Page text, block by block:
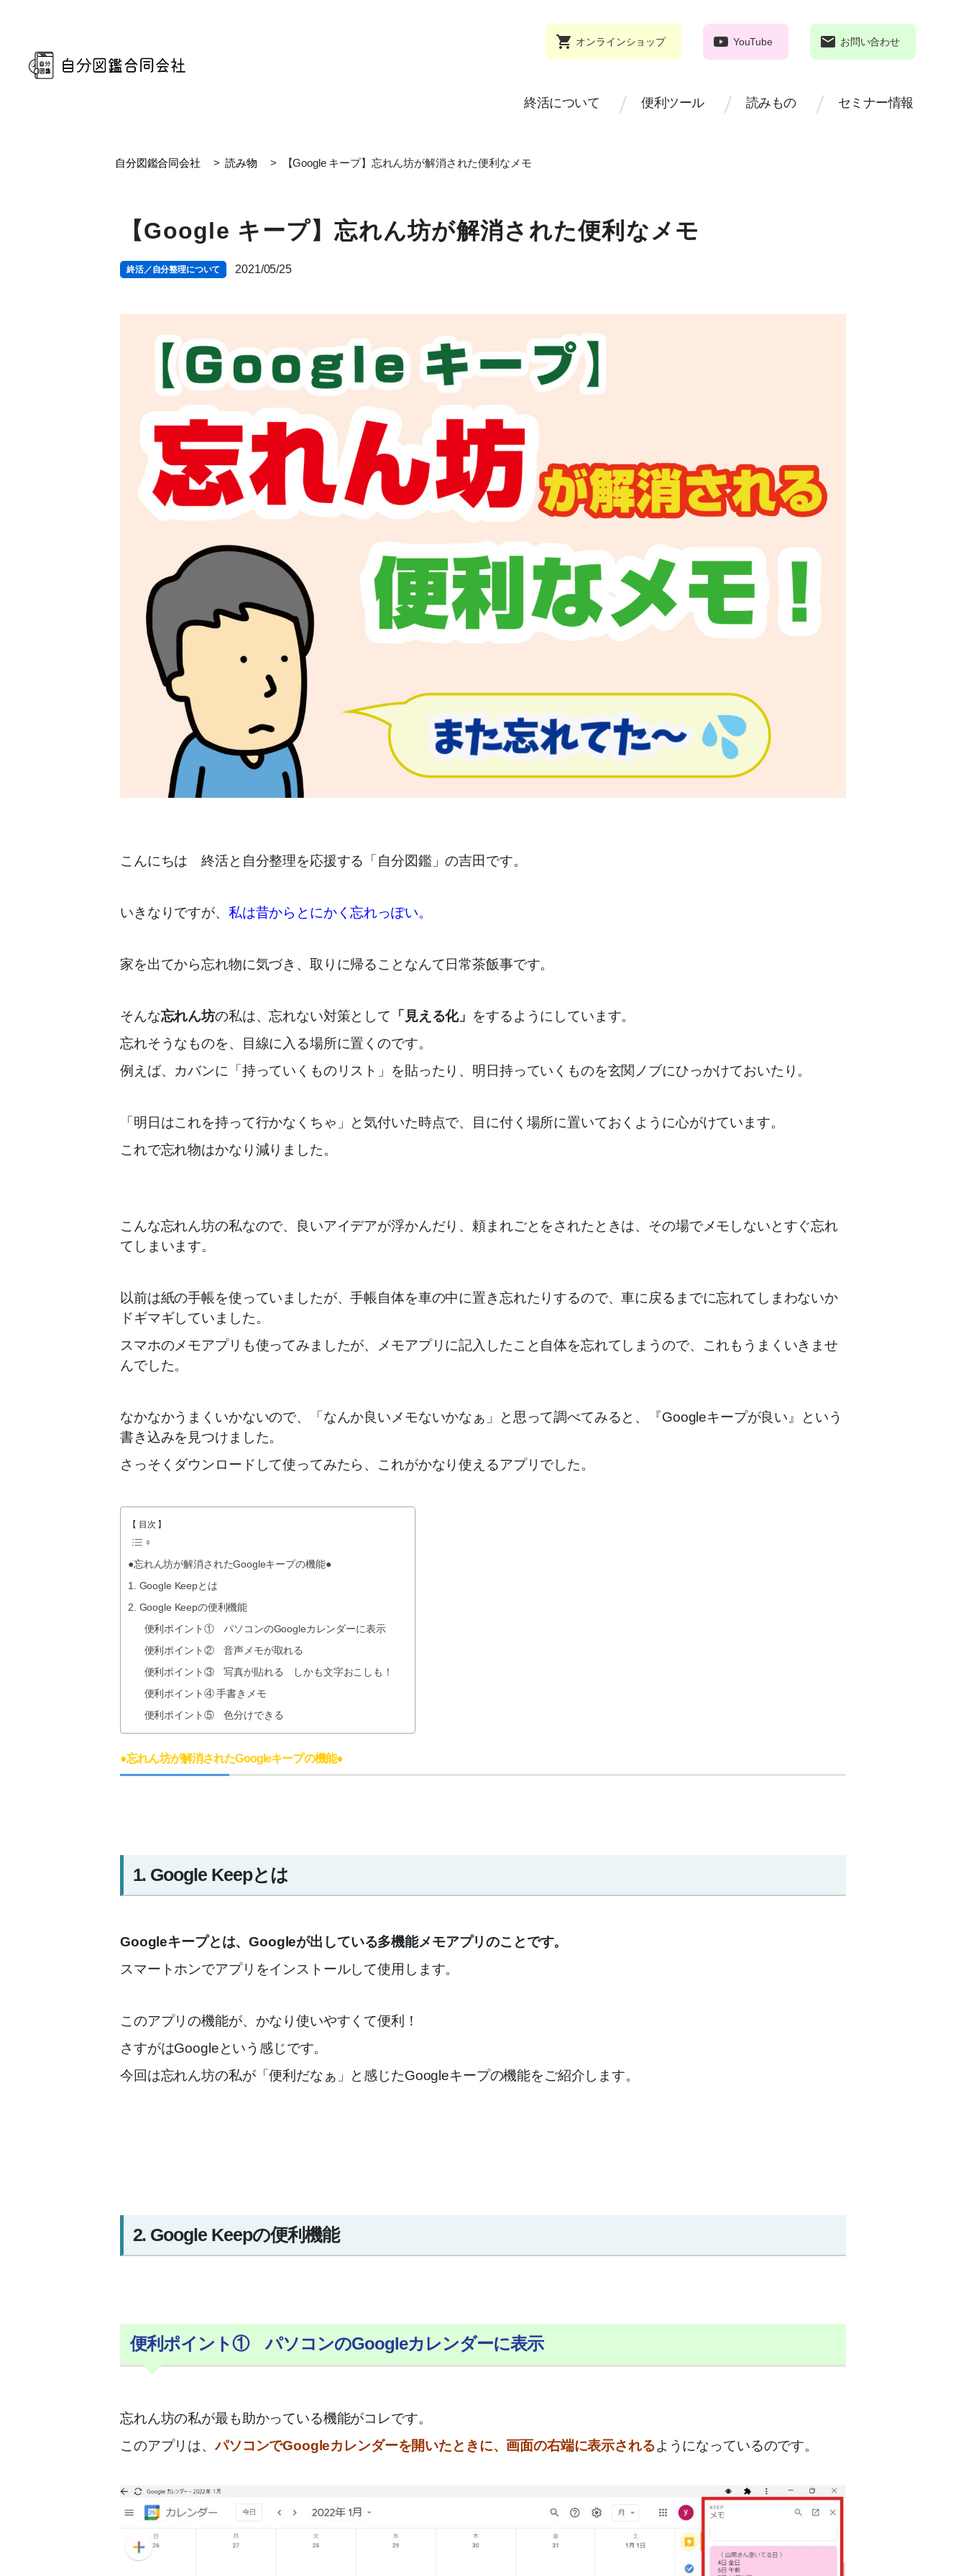
オンラインショップ YouTube お問い合わせ
終活について 便利ツール 読みもの セミナー情報
自分図鑑合同会社 > 読み物 > 【Google キープ】忘れん坊が解消された便利なメモ
【Google キープ】忘れん坊が解消された便利なメモ
終活／自分整理について 2021/05/25
こんにちは 終活と自分整理を応援する「自分図鑑」の吉田です。
いきなりですが、 私は昔からとにかく忘れっぽい。
家を出てから忘れ物に気づき、取りに帰ることなんて日常茶飯事です。
そんな忘れん坊の私は、忘れない対策として 「見える化」 をするようにしています。
忘れそうなものを、目線に入る場所に置くのです。
例えば、カバンに「持っていくものリスト」を貼ったり、明日持っていくものを玄関ノブにひっかけておいたり。
「明日はこれを持って行かなくちゃ」と気付いた時点で、目に付く場所に置いておくように心がけています。
これで忘れ物はかなり減りました。
こんな忘れん坊の私なので、良いアイデアが浮かんだり、頼まれごとをされたときは、その場でメモしないとすぐ忘れ
てしまいます。
以前は紙の手帳を使っていましたが、手帳自体を車の中に置き忘れたりするので、車に戻るまでに忘れてしまわないか
ドギマギしていました。
スマホのメモアプリも使ってみましたが、メモアプリに記入したこと自体を忘れてしまうので、これもうまくいきませ
んでした。
なかなかうまくいかないので、「なんか良いメモないかなぁ」と思って調べてみると、『Googleキープが良い』という
書き込みを見つけました。
さっそくダウンロードして使ってみたら、これがかなり使えるアプリでした。
【 目次 】
●忘れん坊が解消されたGoogleキープの機能●
1. Google Keepとは
2. Google Keepの便利機能
便利ポイント① パソコンのGoogleカレンダーに表示
便利ポイント② 音声メモが取れる
便利ポイント③ 写真が貼れる しかも文字おこしも！
便利ポイント④ 手書きメモ
便利ポイント⑤ 色分けできる
●忘れん坊が解消されたGoogleキープの機能●
1. Google Keepとは
Googleキープとは、Googleが出している多機能メモアプリのことです。
スマートホンでアプリをインストールして使用します。
このアプリの機能が、かなり使いやすくて便利！
さすがはGoogleという感じです。
今回は忘れん坊の私が「便利だなぁ」と感じたGoogleキープの機能をご紹介します。
2. Google Keepの便利機能
便利ポイント① パソコンのGoogleカレンダーに表示
忘れん坊の私が最も助かっている機能がコレです。
このアプリは、パソコンでGoogleカレンダーを開いたときに、画面の右端に表示されるようになっているのです。